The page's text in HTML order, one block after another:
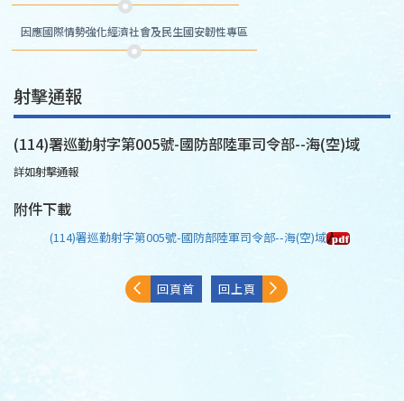
因應國際情勢強化經濟社會及民生國安韌性專區
射擊通報
(114)署巡勤射字第005號-國防部陸軍司令部--海(空)域
詳如射擊通報
附件下載
(114)署巡勤射字第005號-國防部陸軍司令部--海(空)域
回頁首 回上頁